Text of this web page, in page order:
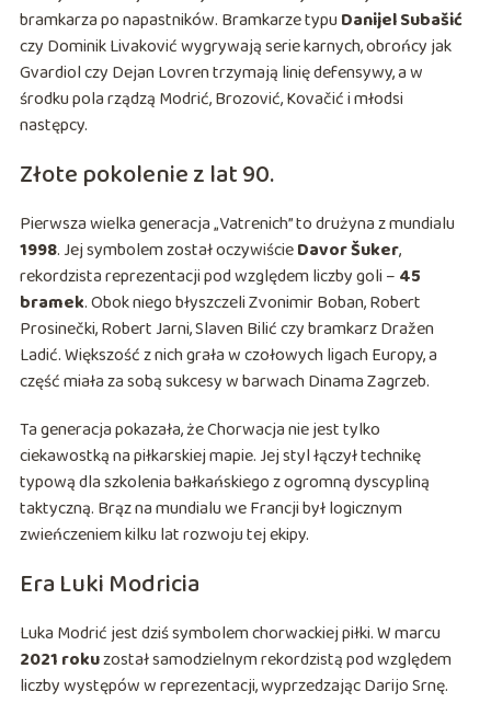
bramkarza po napastników. Bramkarze typuDanijel Subašić
czy Dominik Livaković wygrywają serie karnych, obrońcy jak
Gvardiol czy Dejan Lovren trzymają linię defensywy, a w
środku pola rządzą Modrić, Brozović, Kovačić i młodsi
następcy.
Złote pokolenie z lat 90.
Pierwsza wielka generacja „Vatrenich” to drużyna z mundialu
1998. Jej symbolem został oczywiścieDavor Šuker,
rekordzista reprezentacji pod względem liczby goli – 45
bramek. Obok niego błyszczeli Zvonimir Boban, Robert
Prosinečki, Robert Jarni, Slaven Bilić czy bramkarz Dražen
Ladić. Większość z nich grała w czołowych ligach Europy, a
część miała za sobą sukcesy w barwach Dinama Zagrzeb.
Ta generacja pokazała, że Chorwacja nie jest tylko
ciekawostką na piłkarskiej mapie. Jej styl łączył technikę
typową dla szkolenia bałkańskiego z ogromną dyscypliną
taktyczną. Brąz na mundialu we Francji był logicznym
zwieńczeniem kilku lat rozwoju tej ekipy.
Era Luki Modricia
Luka Modrić jest dziś symbolem chorwackiej piłki. W marcu
2021 rokuzostał samodzielnym rekordzistą pod względem
liczby występów w reprezentacji, wyprzedzając Darijo Srnę.